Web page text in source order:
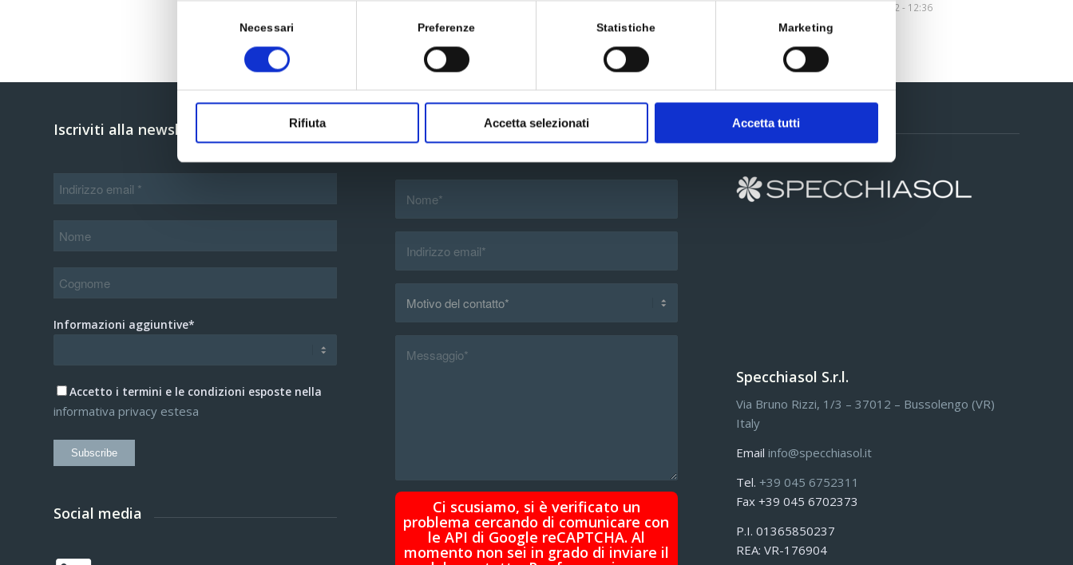
Necessari Preferenze Statistiche Marketing
Rifiuta Accetta selezionati Accetta tutti
13 Luglio 2022 - 12:36
Iscriviti alla newsletter
Informazioni aggiuntive*
Accetto i termini e le condizioni esposte nella
informativa privacy estesa
Subscribe
Social media
Scrivici un messaggio
Ci scusiamo, si è verificato un
problema cercando di comunicare con
le API di Google reCAPTCHA. Al
momento non sei in grado di inviare il
Contatti
Specchiasol S.r.l.
Via Bruno Rizzi, 1/3 – 37012 – Bussolengo (VR)
Italy
Emailinfo@specchiasol.it
Tel.+39 045 6752311
Fax +39 045 6702373
P.I. 01365850237
REA: VR-176904